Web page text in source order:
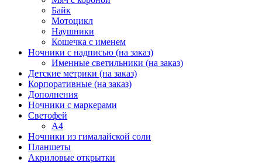
Байк
Мотоцикл
Наушники
Кошечка с именем
Ночники с надписью (на заказ)
Именные светильники (на заказ)
Детские метрики (на заказ)
Корпоративные (на заказ)
Дополнения
Ночники с маркерами
Светофей
А4
Ночники из гималайской соли
Планшеты
Акриловые открытки